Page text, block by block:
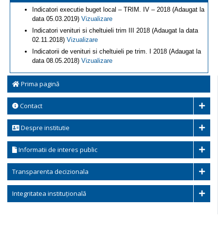
Prima pagină
Contact
Despre institutie
Informatii de interes public
Transparenta decizionala
Integritatea instituțională
Indicatori executie buget local – TRIM. IV – 2018 (Adaugat la
data 05.03.2019) Vizualizare
Indicatori venituri si cheltuieli trim III 2018 (Adaugat la data
02.11.2018) Vizualizare
Indicatorii de venituri si cheltuieli pe trim. I 2018 (Adaugat la
data 08.05.2018) Vizualizare